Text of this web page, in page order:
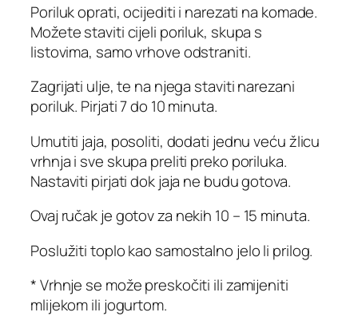
Poriluk oprati, ocijediti i narezati na komade.
Možete staviti cijeli poriluk, skupa s
listovima, samo vrhove odstraniti.
Zagrijati ulje, te na njega staviti narezani
poriluk. Pirjati 7 do 10 minuta.
Umutiti jaja, posoliti, dodati jednu veću žlicu
vrhnja i sve skupa preliti preko poriluka.
Nastaviti pirjati dok jaja ne budu gotova.
Ovaj ručak je gotov za nekih 10 – 15 minuta.
Poslužiti toplo kao samostalno jelo li prilog.
* Vrhnje se može preskočiti ili zamijeniti
mlijekom ili jogurtom.